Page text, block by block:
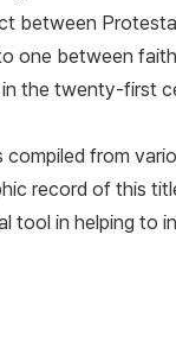
between
one between
the twenty-first
from
record of this
tool in helping to